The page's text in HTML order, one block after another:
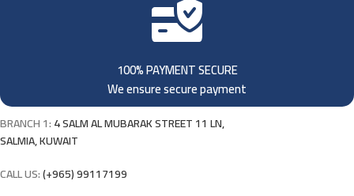
100% PAYMENT SECURE
We ensure secure payment
BRANCH 1:4 SALM AL MUBARAK STREET 11 LN,
SALMIA, KUWAIT
CALL US:(+965) 99117199